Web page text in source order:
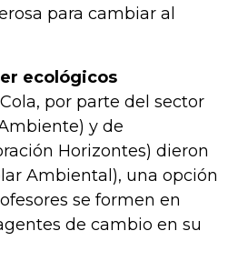
para cambiar al
ecológicos
por parte del sector
y de
Horizontes) dieron
Ambiental), una opción
se formen en
de cambio en su